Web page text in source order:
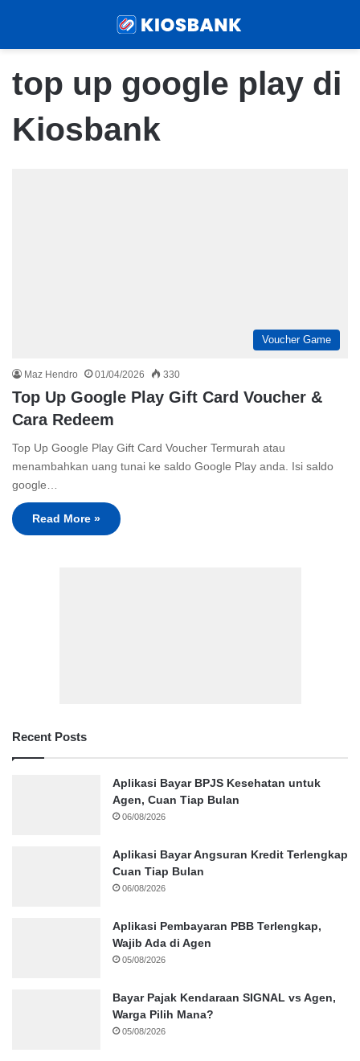
top up google play di
Kiosbank
Voucher Game
Maz Hendro 01/04/2026 330
Top Up Google Play Gift Card Voucher &
Cara Redeem
Top Up Google Play Gift Card Voucher Termurah atau
menambahkan uang tunai ke saldo Google Play anda. Isi saldo
google…
Read More »
Recent Posts
Aplikasi Bayar BPJS Kesehatan untuk
Agen, Cuan Tiap Bulan
06/08/2026
Aplikasi Bayar Angsuran Kredit Terlengkap
Cuan Tiap Bulan
06/08/2026
Aplikasi Pembayaran PBB Terlengkap,
Wajib Ada di Agen
05/08/2026
Bayar Pajak Kendaraan SIGNAL vs Agen,
Warga Pilih Mana?
05/08/2026